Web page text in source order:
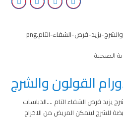
الصحية
القولون والشرج
يزيد فرص الشفاء التام ....الدباسات
للشرج ليتمكن المريض من الاخراج